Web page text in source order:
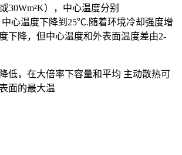
30Wm²K），中心温度分别
中心温度下降到25℃.随着环境冷却强度增
下降，但中心温度和外表面温度差由2-
低，在大倍率下容量和平均 主动散热可
面的最大温